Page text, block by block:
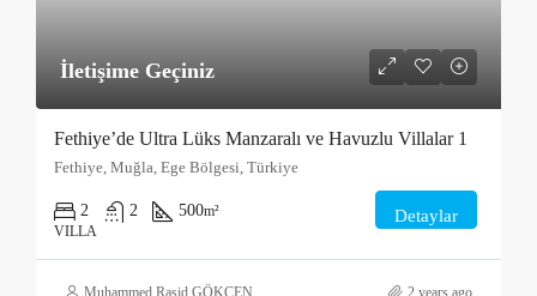
İletişime Geçiniz
Fethiye’de Ultra Lüks Manzaralı ve Havuzlu Villalar 1
Fethiye, Muğla, Ege Bölgesi, Türkiye
2 2 500m²
VILLA
Detaylar
Muhammed Raşid GÖKÇEN 2 years ago